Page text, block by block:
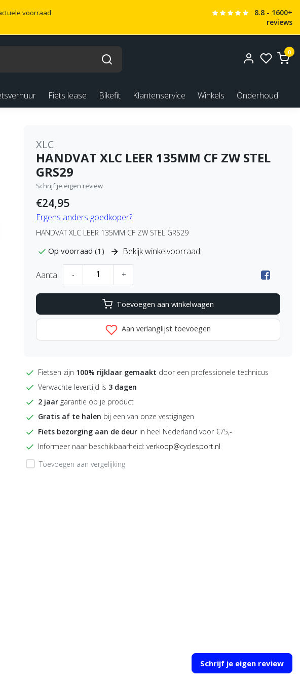
voorraad
8.8 - 1600+
reviews
0
Fiets lease Bikefit Klantenservice Winkels Onderhoud
XLC
HANDVAT XLC LEER 135MM CF ZW STEL
GRS29
Schrijf je eigen review
€24,95
Ergens anders goedkoper?
HANDVAT XLC LEER 135MM CF ZW STEL GRS29
Op voorraad (1) Bekijk winkelvoorraad
Aantal - +
Toevoegen aan winkelwagen
Aan verlanglijst toevoegen
Fietsen zijn 100% rijklaar gemaakt door een professionele technicus
Verwachte levertijd is 3 dagen
2 jaar garantie op je product
Gratis af te halen bij een van onze vestigingen
Fiets bezorging aan de deur in heel Nederland voor €75,-
Informeer naar beschikbaarheid: verkoop@cyclesport.nl
Toevoegen aan vergelijking
Schrijf je eigen review